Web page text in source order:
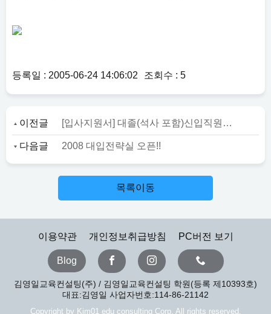
등록일 : 2005-06-24 14:06:02 조회수 : 5
이전글 [입사지원서] 대졸(석사 포함)신입직원 모집 공고
다음글 2008 대입전략실 오픈!!
목록이동
이용약관 개인정보취급방침 PC버전 보기
Blog
김영일교육컨설팅(주) / 김영일교육컨설팅 학원(등록 제10393호)
대표:김영일 사업자번호:114-86-21142
Copyright by Kim01 edu consulting Corp. All rights reserved.